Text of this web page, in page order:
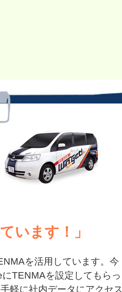
います！」
を活用しています。今
TENMAを設定してもらっ
軽に社内データにアクセス